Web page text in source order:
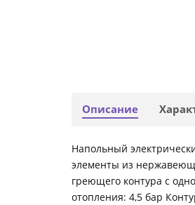
Описание
Напольный
элементы из
греющего контура с
отопления: 4,5 бар